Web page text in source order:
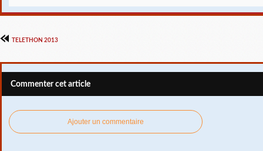
TELETHON 2013
Commenter cet article
Ajouter un commentaire